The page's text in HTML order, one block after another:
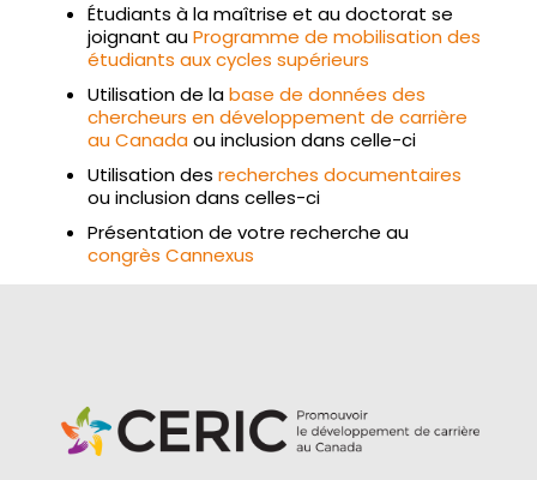
Étudiants à la maîtrise et au doctorat se
joignant auProgramme de mobilisation des
étudiants aux cycles supérieurs
Utilisation de labase de données des
chercheurs en développement de carrière
au Canada ou inclusion dans celle-ci
Utilisation des recherches documentaires
ou inclusion dans celles-ci
Présentation de votre recherche au
congrès Cannexus